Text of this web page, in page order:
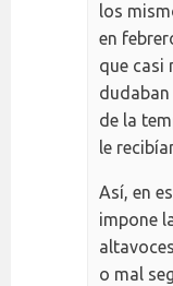
los
en
que casi
de la
le
Así, en
impone
o mal